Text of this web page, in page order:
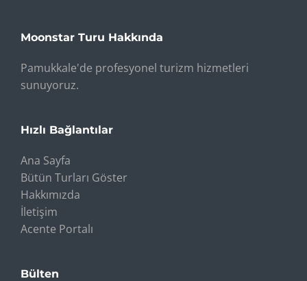
Moonstar Turu Hakkında
Pamukkale'de profesyonel turizm hizmetleri
sunuyoruz.
Hızlı Bağlantılar
Ana Sayfa
Bütün Turları Göster
Hakkımızda
İletişim
Acente Portalı
Bülten